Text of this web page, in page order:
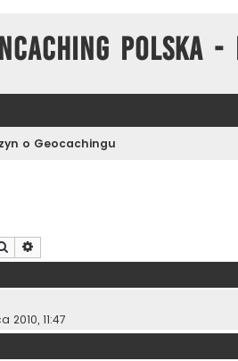
Polska -
o Geocachingu
Szukaj
2010, 11:47